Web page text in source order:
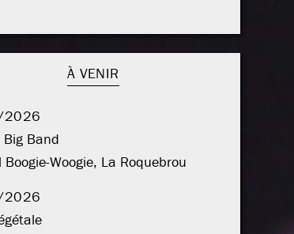
À VENIR
Band
Boogie-Woogie, La Roquebrou